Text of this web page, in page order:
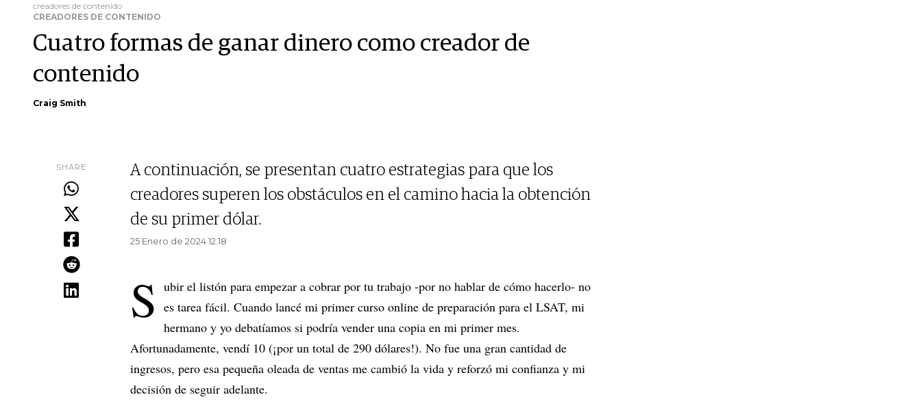
creadores de contenido
CREADORES DE CONTENIDO
Cuatro formas de ganar dinero como creador de
contenido
Craig Smith
SHARE
A continuación, se presentan cuatro estrategias para que los
creadores superen los obstáculos en el camino hacia la obtención
de su primer dólar.
25 Enero de 2024 12.18
S ubir el listón para empezar a cobrar por tu trabajo -por no hablar de cómo hacerlo- no
es tarea fácil. Cuando lancé mi primer curso online de preparación para el LSAT, mi
hermano y yo debatíamos si podría vender una copia en mi primer mes.
Afortunadamente, vendí 10 (¡por un total de 290 dólares!). No fue una gran cantidad de
ingresos, pero esa pequeña oleada de ventas me cambió la vida y reforzó mi confianza y mi
decisión de seguir adelante.